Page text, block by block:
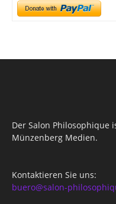
Der Salon Philosophique
Münzenberg Medien.
Kontaktieren Sie uns:
buero@salon-